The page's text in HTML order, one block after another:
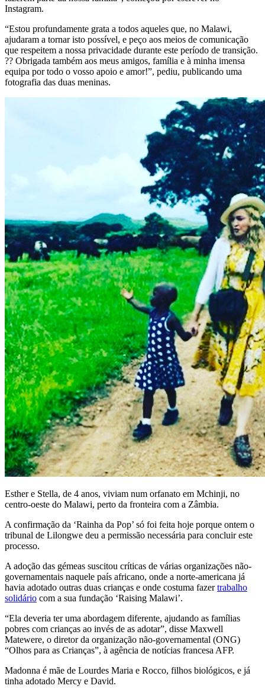
Instagram.
“Estou profundamente grata a todos aqueles que, no Malawi,
ajudaram a tornar isto possível, e peço aos meios de comunicação
que respeitem a nossa privacidade durante este período de transição.
?? Obrigada também aos meus amigos, família e à minha imensa
equipa por todo o vosso apoio e amor!”, pediu, publicando uma
fotografia das duas meninas.
Esther e Stella, de 4 anos, viviam num orfanato em Mchinji, no
centro-oeste do Malawi, perto da fronteira com a Zâmbia.
A confirmação da ‘Rainha da Pop’ só foi feita hoje porque ontem o
tribunal de Lilongwe deu a permissão necessária para concluir este
processo.
A adoção das gémeas suscitou críticas de várias organizações não-
governamentais naquele país africano, onde a norte-americana já
havia adotado outras duas crianças e onde costuma fazertrabalho
solidário com a sua fundação ‘Raising Malawi’.
“Ela deveria ter uma abordagem diferente, ajudando as famílias
pobres com crianças ao invés de as adotar”, disse Maxwell
Matewere, o diretor da organização não-governamental (ONG)
“Olhos para as Crianças”, à agência de notícias francesa AFP.
Madonna é mãe de Lourdes Maria e Rocco, filhos biológicos, e já
tinha adotado Mercy e David.